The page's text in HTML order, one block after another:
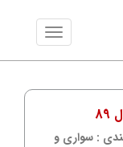
: سواری و